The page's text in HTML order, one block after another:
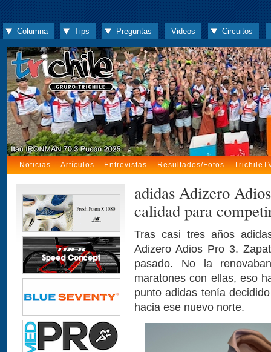
Columna Tips Preguntas Videos Circuitos
Noticias Artículos Entrevistas Resultados/Fotos
adidas Adizero
calidad para
Tras casi tres años
Adizero Adios Pro 3.
pasado. No la
maratones con ellas, eso
punto adidas tenía
hacia ese nuevo norte.